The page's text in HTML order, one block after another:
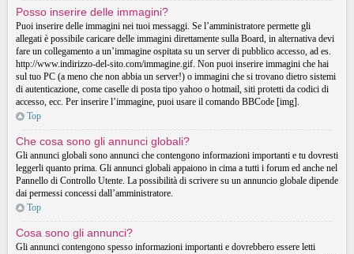
Posso inserire delle immagini?
Puoi inserire delle immagini nei tuoi messaggi. Se l’amministratore permette gli
allegati è possibile caricare delle immagini direttamente sulla Board, in alternativa devi
fare un collegamento a un’immagine ospitata su un server di pubblico accesso, ad es.
http://www.indirizzo-del-sito.com/immagine.gif. Non puoi inserire immagini che hai
sul tuo PC (a meno che non abbia un server!) o immagini che si trovano dietro sistemi
di autenticazione, come caselle di posta tipo yahoo o hotmail, siti protetti da codici di
accesso, ecc. Per inserire l’immagine, puoi usare il comando BBCode [img].
Top
Che cosa sono gli annunci globali?
Gli annunci globali sono annunci che contengono informazioni importanti e tu dovresti
leggerli quanto prima. Gli annunci globali appaiono in cima a tutti i forum ed anche nel
Pannello di Controllo Utente. La possibilità di scrivere su un annuncio globale dipende
dai permessi concessi dall’amministratore.
Top
Cosa sono gli annunci?
Gli annunci contengono spesso informazioni importanti e dovrebbero essere letti